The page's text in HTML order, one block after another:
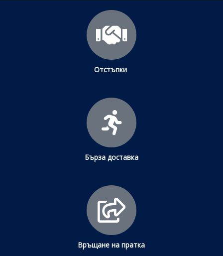
Отстъпки
Бърза доставка
Връщане на пратка